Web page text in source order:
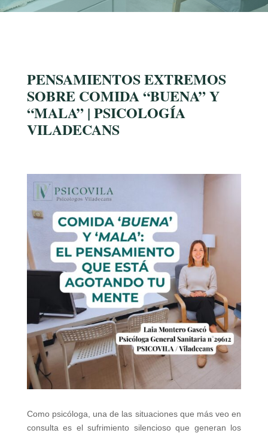
PENSAMIENTOS EXTREMOS
SOBRE COMIDA “BUENA” Y
“MALA” | PSICOLOGÍA
VILADECANS
Como psicóloga, una de las situaciones que más veo en
consulta es el sufrimiento silencioso que generan los